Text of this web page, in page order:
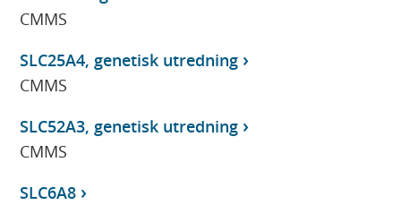
CMMS
SLC25A4, genetisk utredning
CMMS
SLC52A3, genetisk utredning
CMMS
SLC6A8